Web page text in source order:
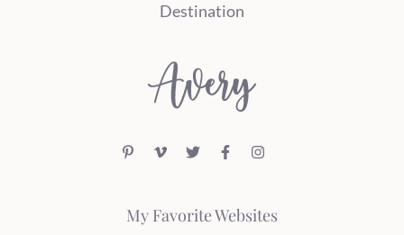
Destination
My Favorite Websites